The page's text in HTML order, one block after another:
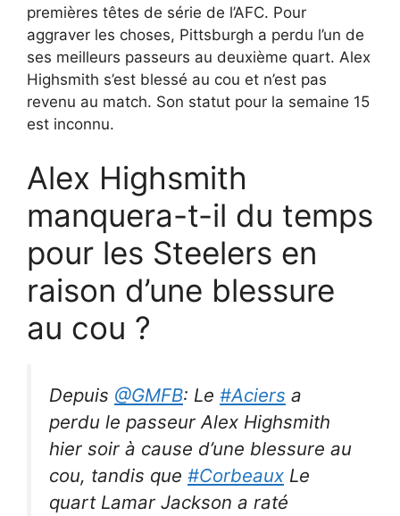
premières têtes de série de l’AFC. Pour
aggraver les choses, Pittsburgh a perdu l’un de
ses meilleurs passeurs au deuxième quart. Alex
Highsmith s’est blessé au cou et n’est pas
revenu au match. Son statut pour la semaine 15
est inconnu.
Alex Highsmith
manquera-t-il du temps
pour les Steelers en
raison d’une blessure
au cou ?
Depuis @GMFB: Le #Aciers a
perdu le passeur Alex Highsmith
hier soir à cause d’une blessure au
cou, tandis que #Corbeaux Le
quart Lamar Jackson a raté